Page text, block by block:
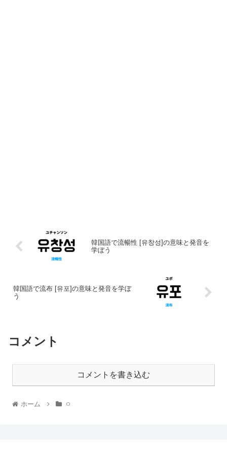
韓国語で流暢性 [유창성]の意味と発音を
学ぼう
韓国語で流布 [유포]の意味と発音を学ぼ
う
コメント
コメントを書き込む
ホーム ㅇ